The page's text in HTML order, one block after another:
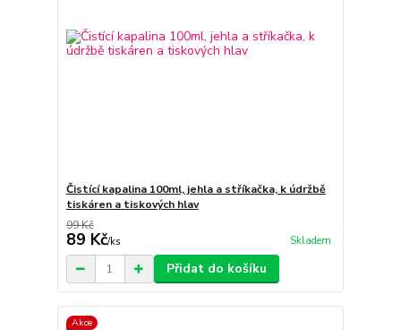
Čistící kapalina 100ml, jehla a stříkačka, k údržbě
tiskáren a tiskových hlav
99 Kč
89 Kč/ks Skladem
Přidat do košíku
Akce